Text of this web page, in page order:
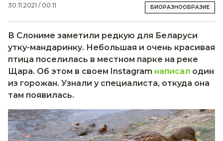
30.11.2021 / 00:11 БИОРАЗНООБРАЗИЕ
В Слониме заметили редкую для Беларуси
утку-мандаринку. Небольшая и очень красивая
птица поселилась в местном парке на реке
Щара. Об этом в своем Instagram написал один
из горожан. Узнали у специалиста, откуда она
там появилась.